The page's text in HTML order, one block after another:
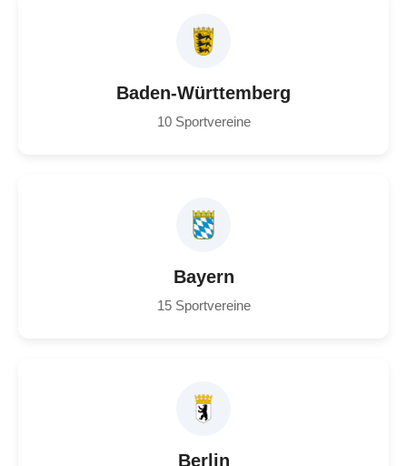
Baden-Württemberg
10 Sportvereine
Bayern
15 Sportvereine
Berlin